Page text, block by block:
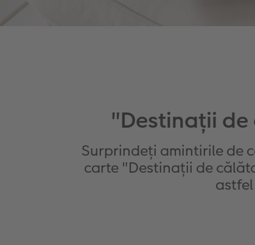
"Destinații
Surprindeți amintirile de
carte "Destinații de